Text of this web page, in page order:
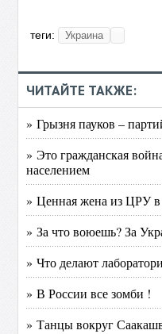
теги: Украина
ЧИТАЙТЕ ТАКЖЕ:
» Грызня пауков –
» Это гражданская
населением
» Ценная жена из ЦРУ
» За что воюешь? За
» Что делают
» В России все зомби !
» Танцы вокруг